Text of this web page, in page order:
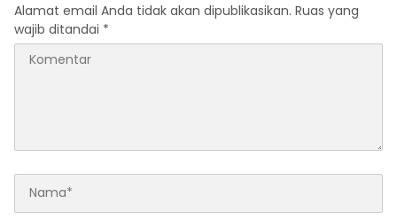
Alamat email Anda tidak akan dipublikasikan. Ruas yang
wajib ditandai *